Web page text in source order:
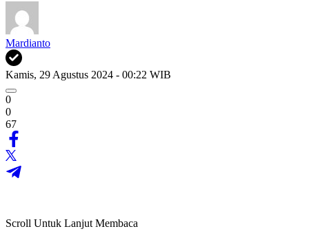
Mardianto
Kamis, 29 Agustus 2024 - 00:22 WIB
0
0
67
Scroll Untuk Lanjut Membaca